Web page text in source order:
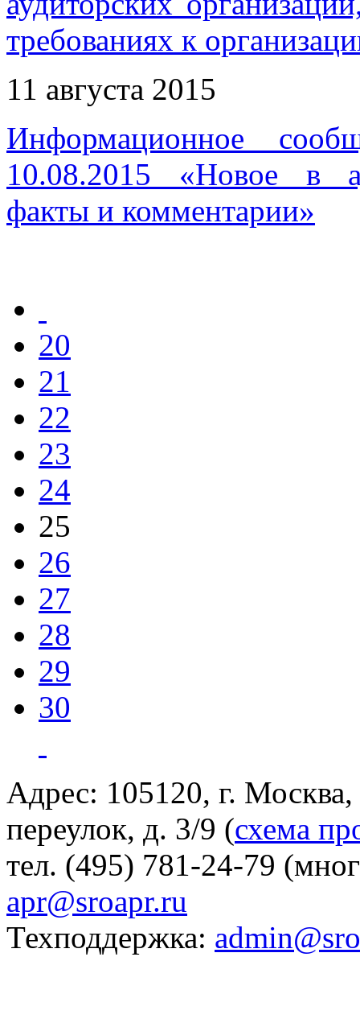
требованиях к
11 августа 2015
Информационное
10.08.2015 «Новое в
факты и комментарии»
20
21
22
23
24
25
26
27
28
29
30
Адрес: 105120, г.
переулок, д. 3/9 (схема
тел. (495) 781-24-79
apr@sroapr.ru
Техподдержка: